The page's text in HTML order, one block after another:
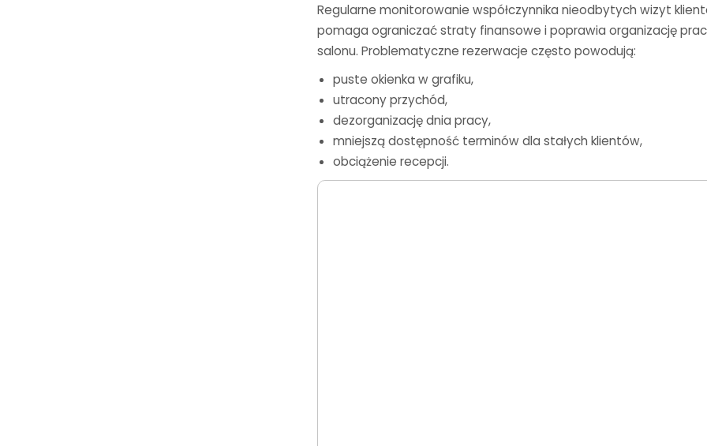
Regularne monitorowanie współczynnika nieodbytych wizyt
pomaga ograniczać straty finansowe i poprawia organizację
salonu. Problematyczne rezerwacje często powodują:
puste okienka w grafiku,
utracony przychód,
dezorganizację dnia pracy,
mniejszą dostępność terminów dla stałych klientów,
obciążenie recepcji.